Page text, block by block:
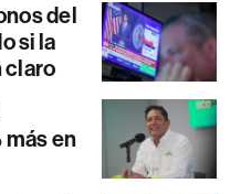
del
si la
claro
más en